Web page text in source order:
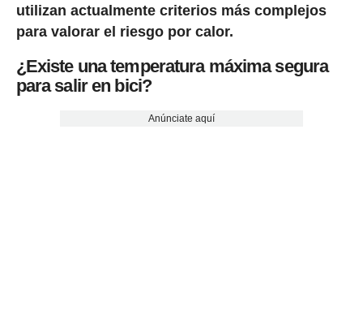
utilizan actualmente criterios más complejos
para valorar el riesgo por calor.
¿Existe una temperatura máxima segura
para salir en bici?
Anúnciate aquí